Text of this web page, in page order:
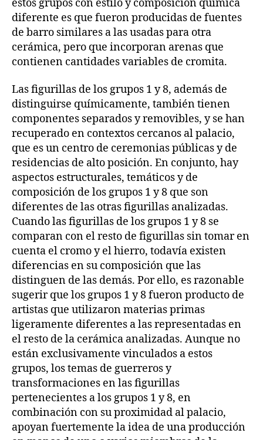
estos grupos con estilo y composición química
diferente es que fueron producidas de fuentes
de barro similares a las usadas para otra
cerámica, pero que incorporan arenas que
contienen cantidades variables de cromita.
Las figurillas de los grupos 1 y 8, además de
distinguirse químicamente, también tienen
componentes separados y removibles, y se han
recuperado en contextos cercanos al palacio,
que es un centro de ceremonias públicas y de
residencias de alto posición. En conjunto, hay
aspectos estructurales, temáticos y de
composición de los grupos 1 y 8 que son
diferentes de las otras figurillas analizadas.
Cuando las figurillas de los grupos 1 y 8 se
comparan con el resto de figurillas sin tomar en
cuenta el cromo y el hierro, todavía existen
diferencias en su composición que las
distinguen de las demás. Por ello, es razonable
sugerir que los grupos 1 y 8 fueron producto de
artistas que utilizaron materias primas
ligeramente diferentes a las representadas en
el resto de la cerámica analizadas. Aunque no
están exclusivamente vinculados a estos
grupos, los temas de guerreros y
transformaciones en las figurillas
pertenecientes a los grupos 1 y 8, en
combinación con su proximidad al palacio,
apoyan fuertemente la idea de una producción